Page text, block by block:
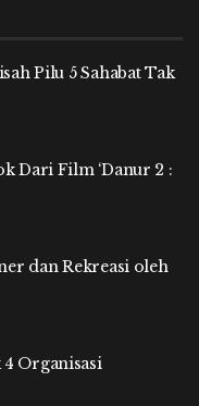
Pilu 5 Sahabat Tak
Dari Film ‘Danur 2 :
dan Rekreasi oleh
4 Organisasi